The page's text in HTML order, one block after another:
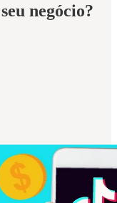
negócio?